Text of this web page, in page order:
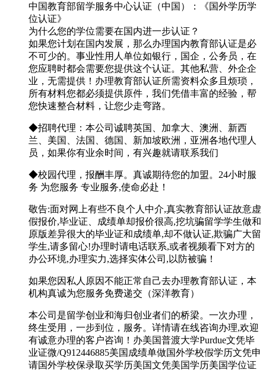
中国教育部留学服务中心认证（中国）：《国外学历学
位认证》
为什么您的学位需要在国内进一步认证？
如果您计划在国内发展，那么办理国内教育部认证是必
不可少的。事业性用人单位如银行，国企，公务员，在
您应聘时都会需要您提供这个认证。其他私营、外企企
业，无需提供！办理教育部认证所需资料众多且烦琐，
所有材料您都必须提供原件，我们凭借丰富的经验，帮
您快速整合材料，让您少走弯路。
◆招聘代理：本公司诚聘英国、加拿大、澳洲、新西
兰、美国、法国、德国、新加坡欧洲，亚洲各地代理人
员，如果你有业余时间，有兴趣就请联系我们
◆校园代理，报酬丰厚。真诚期待您的加盟。24小时服
务 为您服务 专业服务,使命必赴！
敬告:面对网上有些不良个人中介,真实教育部认证故意虚
假报价,毕业证、成绩单却报价很高,挖坑骗留学学生做和
原版差异很大的毕业证和成绩单,却不做认证,欺骗广大留
学生,请多留心!办理时请电话联系,或者视频看下对方的
办公环境,办理实力,选择实体公司,以防被骗！
如果您因私人原因不能正常自己去办理教育部认证，本
机构真诚为您服务免费递交（深洋教育）
本公司是留学创业和海归创业者们的桥梁。一次办理，
终生受用，一步到位，服务。详情请在线咨询办理,欢迎
有诚意办理的客户咨询！办美国普渡大学Purdue文凭毕
业证微/Q912446885美国成绩单做国外学校假学历文凭申
请国外学校保录取买学历美国文凭美国学历美国学位证